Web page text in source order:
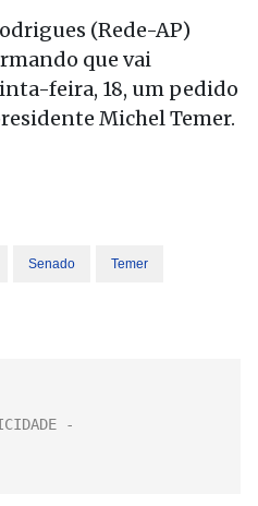
(Rede-AP)
que vai
feira, 18, um pedido
Michel Temer.
Senado Temer